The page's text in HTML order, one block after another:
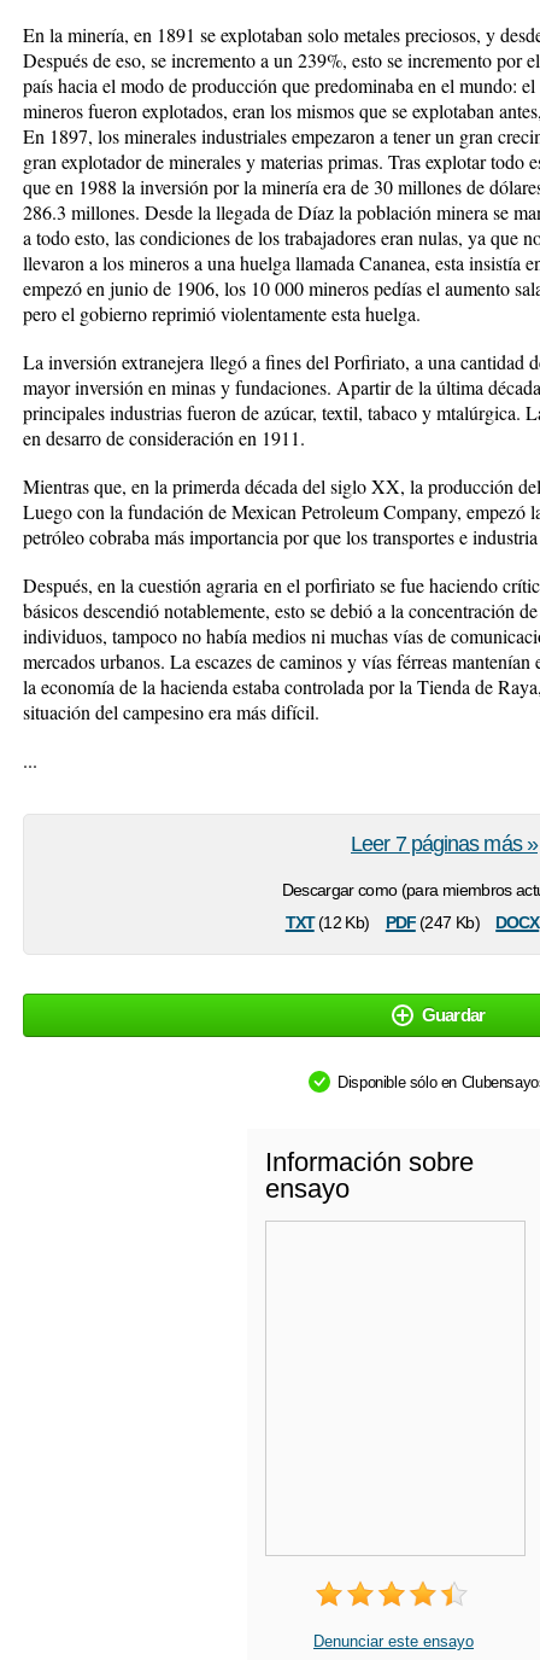
En la minería, en 1891 se explotaban solo metales preciosos, y
Después de eso, se incremento a un 239%, esto se incremento por
país hacia el modo de producción que predominaba en el mundo:
mineros fueron explotados, eran los mismos que se explotaban
En 1897, los minerales industriales empezaron a tener un gran
gran explotador de minerales y materias primas. Tras explotar todo
que en 1988 la inversión por la minería era de 30 millones de
286.3 millones. Desde la llegada de Díaz la población minera se
a todo esto, las condiciones de los trabajadores eran nulas, ya que
llevaron a los mineros a una huelga llamada Cananea, esta insistía
empezó en junio de 1906, los 10 000 mineros pedías el aumento
pero el gobierno reprimió violentamente esta huelga.
La inversión extranejera llegó a fines del Porfiriato, a una cantidad
mayor inversión en minas y fundaciones. Apartir de la última
principales industrias fueron de azúcar, textil, tabaco y mtalúrgica.
en desarro de consideración en 1911.
Mientras que, en la primerda década del siglo XX, la producción
Luego con la fundación deMexican Petroleum Company, empezó
petróleo cobraba más importancia por que los transportes e
Después, en la cuestión agraria en el porfiriato se fue haciendo
básicos descendió notablemente, esto se debió a la concentración
individuos, tampoco no había medios ni muchas vías de
mercados urbanos. La escazes de caminos y vías férreas
la economía de la hacienda estaba controlada por la Tienda de Raya
situación del campesino era más difícil.
...
Descargar como (para miembros
txt(12 Kb) pdf(247 Kb) docx
Leer 7 páginas más »
Guardar
Disponible sólo en
Información sobre
ensayo
Denunciar este ensayo